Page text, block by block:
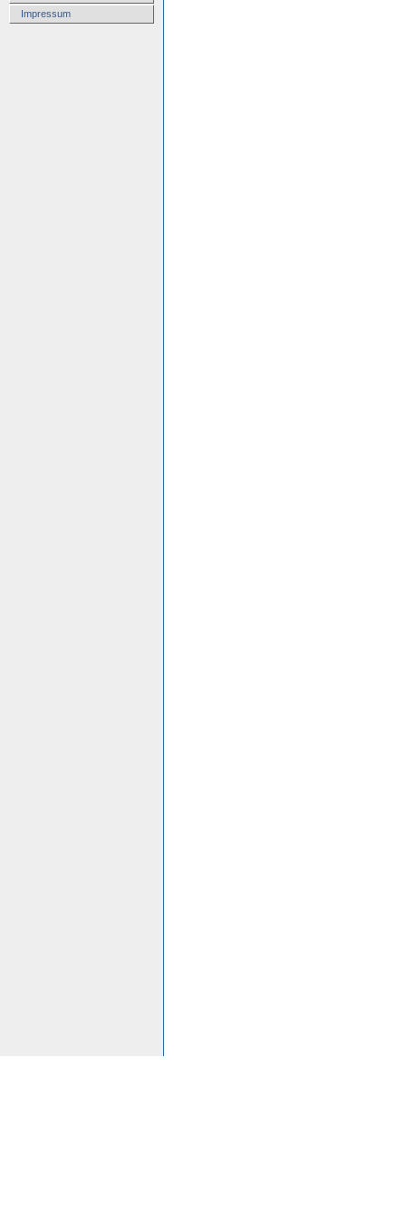
Impressum